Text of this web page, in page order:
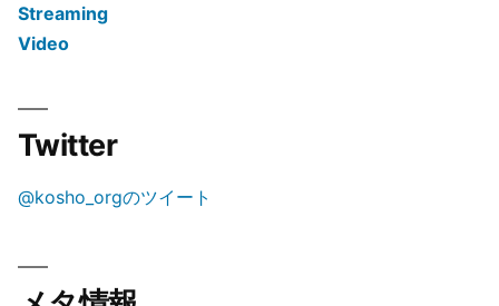
Streaming
Video
Twitter
@kosho_orgのツイート